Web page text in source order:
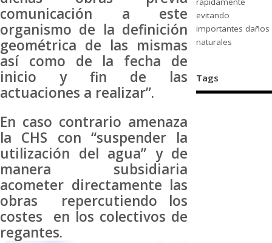
comunicación a este
organismo de la definición
geométrica de las mismas
así como de la fecha de
inicio y fin de las
actuaciones a realizar”.
En caso contrario amenaza
la CHS con “suspender la
utilización del agua” y de
manera subsidiaria
acometer directamente las
obras repercutiendo los
costes en los colectivos de
regantes.
evitando
importantes daños
naturales
Tags